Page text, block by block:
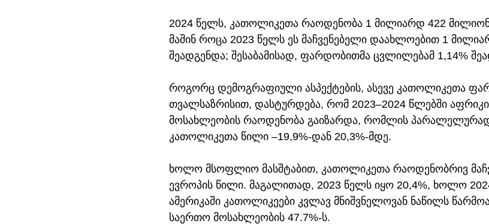
2024 წელს, კათოლიკეთა რაოდენობა 1 მილიარდ 422
მაშინ როცა 2023 წელს ეს მაჩვენებელი დაახლოებით 1
შეადგენდა; შესაბამისად, ფარდობითმა ცვლილებამ 1,14%
როგორც დემოგრაფიული ასპექტების, ასევე კათოლიკეთა
თვალსაზრისით, დასტურდება, რომ 2023–2024 წლებში
მოსახლეობის რაოდენობა გაიზარდა, რომლის
კათოლიკეთა წილი –19,9%-დან 20,3%-მდე.
ხოლო მსოფლიო მასშტაბით, კათოლიკეთა რაოდენობრივ
ევროპის წილი. მაგალითად, 2023 წელს იყო 20,4%, ხოლო
ამერიკაში კათოლიკეები კვლავ მნიშვნელოვან ნაწილს
საერთო მოსახლეობის 47.7%-ს.